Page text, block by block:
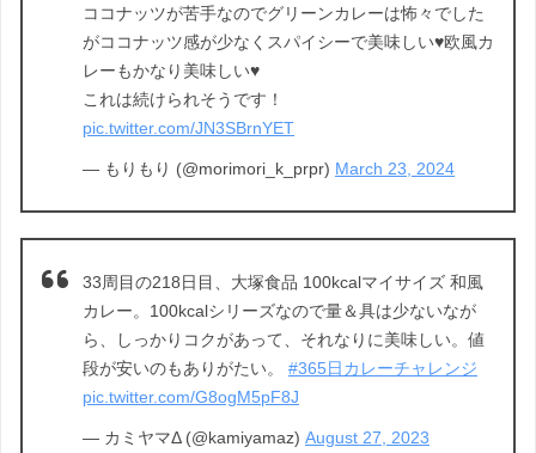
ココナッツが苦手なのでグリーンカレーは怖々でした
がココナッツ感が少なくスパイシーで美味しい♥欧風カ
レーもかなり美味しい♥
これは続けられそうです！
pic.twitter.com/JN3SBrnYET
— もりもり (@morimori_k_prpr) March 23, 2024
33周目の218日目、大塚食品 100kcalマイサイズ 和風
カレー。100kcalシリーズなので量＆具は少ないなが
ら、しっかりコクがあって、それなりに美味しい。値
段が安いのもありがたい。 #365日カレーチャレンジ
pic.twitter.com/G8ogM5pF8J
— カミヤマΔ (@kamiyamaz) August 27, 2023